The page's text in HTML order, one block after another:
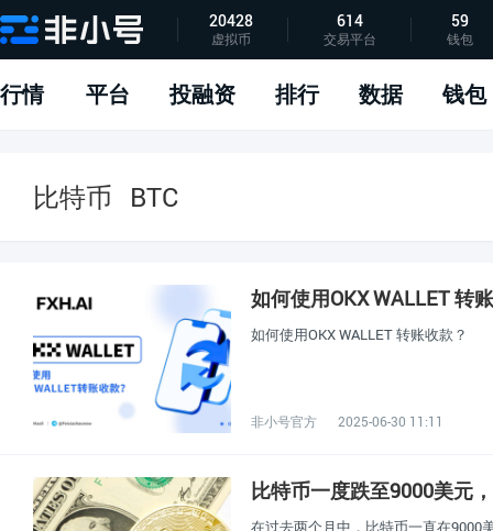
APP下载
指标说明
问题反馈
20428
虚拟币
614
交易平台
59
钱包
行情 平台 投融资 排行 数据 钱包
比特币 BTC
如何使用OKX WALLET 转
如何使用OKX WALLET 转账收款？
非小号官方 2025-06-30 11:11
比特币一度跌至9000美元
在过去两个月中，比特币一直在9000